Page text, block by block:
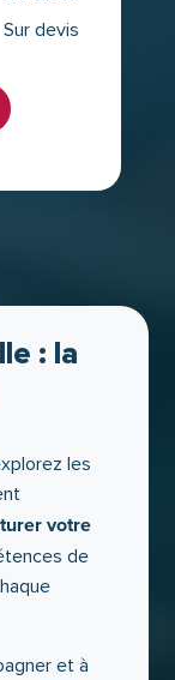
Sur devis
: la
les
votre
de
et à